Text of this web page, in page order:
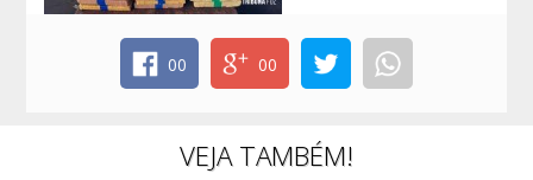
00 00
VEJA TAMBÉM!